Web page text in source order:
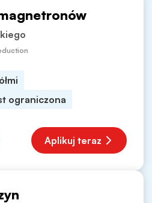
ograniczona
Aplikuj teraz